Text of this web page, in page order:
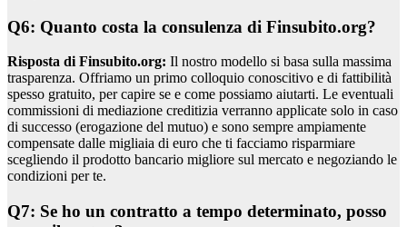
Q6: Quanto costa la consulenza di Finsubito.org?
Risposta di Finsubito.org: Il nostro modello si basa sulla massima
trasparenza. Offriamo un primo colloquio conoscitivo e di fattibilità
spesso gratuito, per capire se e come possiamo aiutarti. Le eventuali
commissioni di mediazione creditizia verranno applicate solo in caso
di successo (erogazione del mutuo) e sono sempre ampiamente
compensate dalle migliaia di euro che ti facciamo risparmiare
scegliendo il prodotto bancario migliore sul mercato e negoziando le
condizioni per te.
Q7: Se ho un contratto a tempo determinato, posso